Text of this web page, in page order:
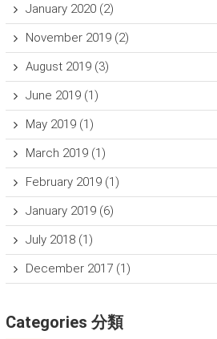
January 2020(2)
November 2019(2)
August 2019(3)
June 2019(1)
May 2019(1)
March 2019(1)
February 2019(1)
January 2019(6)
July 2018(1)
December 2017(1)
Categories 分類